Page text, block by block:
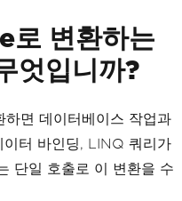
변환하는
엇입니까?
하면 데이터베이스 작업과
이터 바인딩, LINQ 쿼리가
단일 호출로 이 변환을 수